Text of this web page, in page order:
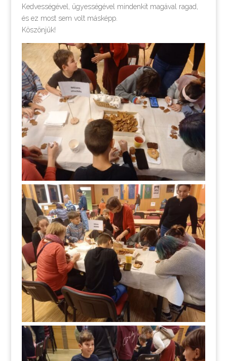
Kedvességével, ügyességével mindenkit magával ragad,
és ez most sem volt másképp.
Köszönjük!